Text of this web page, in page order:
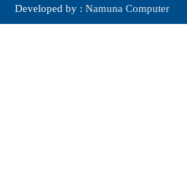
Developed by : Namuna Computer